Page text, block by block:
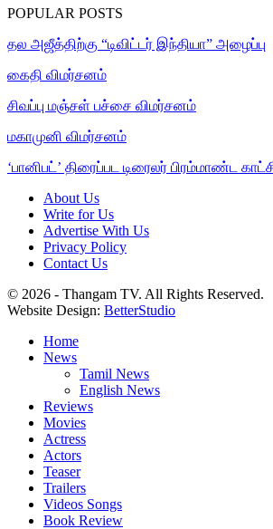
POPULAR POSTS
தல அஜீத்திற்கு “டிவிட்டர் இந்தியா” அழைப்பு
கைதி விமர்சனம்
சிவப்பு மஞ்சள் பச்சை விமர்சனம்
மகாமுனி விமர்சனம்
‘பானிபட்’ திரைப்பட டிரைலர் பிரம்மாண்ட
About Us
Write for Us
Advertise With Us
Privacy Policy
Contact Us
© 2026 - Thangam TV. All Rights Reserved.
Website Design: BetterStudio
Home
News
Tamil News
English News
Reviews
Movies
Actress
Actors
Teaser
Trailers
Videos Songs
Book Review